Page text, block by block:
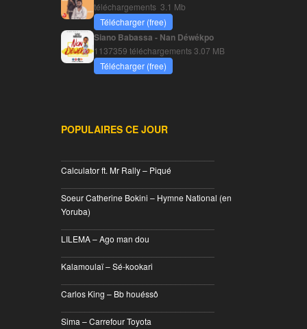
téléchargements 3.1 Mb
Télécharger (free)
Siano Babassa - Nan Déwékpo
1137359 téléchargements3.07 MB
Télécharger (free)
POPULAIRES CE JOUR
Calculator ft. Mr Rally – Piqué
Soeur Catherine Bokini – Hymne National (en
Yoruba)
LILEMA – Ago man dou
Kalamoulaï – Sé-kookari
Carlos King – Bb houéssô
Sima – Carrefour Toyota